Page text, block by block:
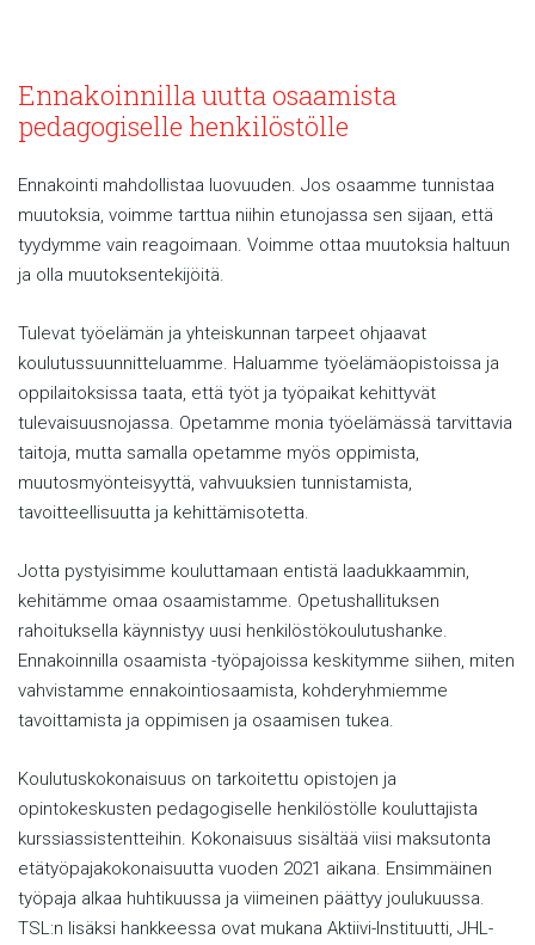
Ennakoinnilla uutta osaamista
pedagogiselle henkilöstölle
Ennakointi mahdollistaa luovuuden. Jos osaamme tunnistaa
muutoksia, voimme tarttua niihin etunojassa sen sijaan, että
tyydymme vain reagoimaan. Voimme ottaa muutoksia haltuun
ja olla muutoksentekijöitä.
Tulevat työelämän ja yhteiskunnan tarpeet ohjaavat
koulutussuunnitteluamme. Haluamme työelämäopistoissa ja
oppilaitoksissa taata, että työt ja työpaikat kehittyvät
tulevaisuusnojassa. Opetamme monia työelämässä tarvittavia
taitoja, mutta samalla opetamme myös oppimista,
muutosmyönteisyyttä, vahvuuksien tunnistamista,
tavoitteellisuutta ja kehittämisotetta.
Jotta pystyisimme kouluttamaan entistä laadukkaammin,
kehitämme omaa osaamistamme. Opetushallituksen
rahoituksella käynnistyy uusi henkilöstökoulutushanke.
Ennakoinnilla osaamista -työpajoissa keskitymme siihen, miten
vahvistamme ennakointiosaamista, kohderyhmiemme
tavoittamista ja oppimisen ja osaamisen tukea.
Koulutuskokonaisuus on tarkoitettu opistojen ja
opintokeskusten pedagogiselle henkilöstölle kouluttajista
kurssiassistentteihin. Kokonaisuus sisältää viisi maksutonta
etätyöpajakokonaisuutta vuoden 2021 aikana. Ensimmäinen
työpaja alkaa huhtikuussa ja viimeinen päättyy joulukuussa.
TSL:n lisäksi hankkeessa ovat mukana Aktiivi-Instituutti, JHL-